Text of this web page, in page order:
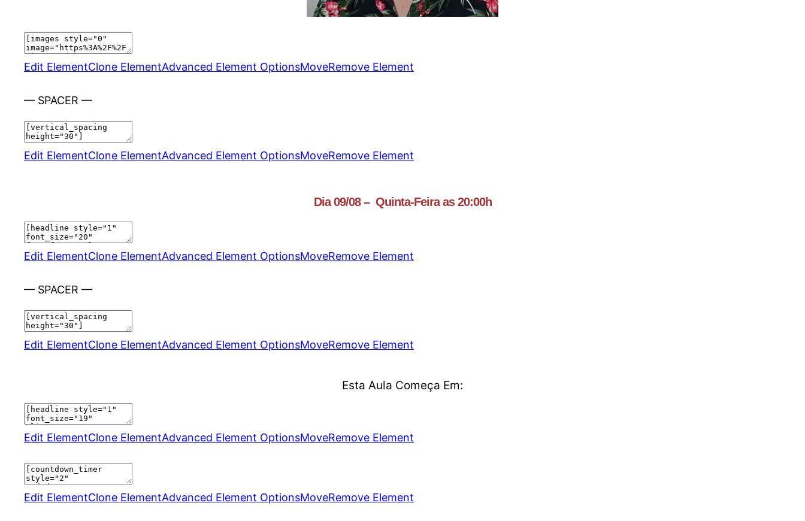
Edit ElementClone ElementAdvanced Element OptionsMoveRemove Element
— SPACER —
Edit ElementClone ElementAdvanced Element OptionsMoveRemove Element
Dia 09/08 – Quinta-Feira as 20:00h
Edit ElementClone ElementAdvanced Element OptionsMoveRemove Element
— SPACER —
Edit ElementClone ElementAdvanced Element OptionsMoveRemove Element
Esta Aula Começa Em:
Edit ElementClone ElementAdvanced Element OptionsMoveRemove Element
Edit ElementClone ElementAdvanced Element OptionsMoveRemove Element